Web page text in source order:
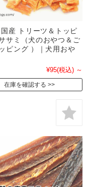
産 トリーツ＆トッピ
サミ（犬のおやつ＆ご
ピング ）｜犬用おや
¥95(税込) ～
在庫を確認する